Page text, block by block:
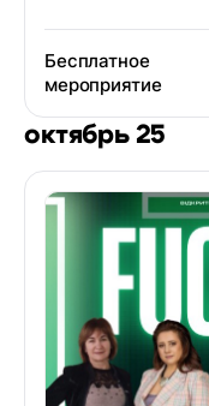
Бесплатное
мероприятие
октябрь 25